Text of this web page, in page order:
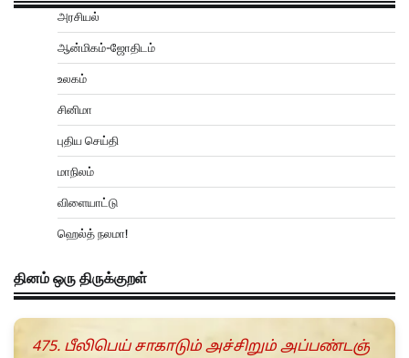
அரசியல்
ஆன்மிகம்-ஜோதிடம்
உலகம்
சினிமா
புதிய செய்தி
மாநிலம்
விளையாட்டு
ஹெல்த் நலமா!
தினம் ஒரு திருக்குறள்
475. பீலிபெய் சாகாடும் அச்சிறும் அப்பண்டஞ்